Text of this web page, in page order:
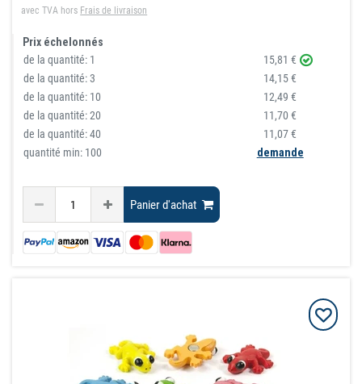
avec TVA hors Frais de livraison
Prix échelonnés
de la quantité: 1
15,81 €
de la quantité:3
14,15 €
de la quantité: 10
12,49 €
de la quantité:20
11,70 €
de la quantité:40
11,07 €
quantité min: 100
demande
Panier d'achat